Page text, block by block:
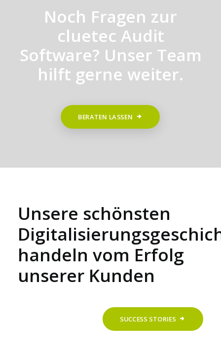
Noch Fragen zur
cluetec Audit
Software? Unser Team
hilft gerne weiter.
BERATEN LASSEN
Unsere schönsten
handeln vom Erfolg
unserer Kunden
SUCCESS STORIES